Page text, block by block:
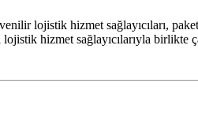
lojistik hizmet sağlayıcıları,
hizmet sağlayıcılarıyla birlikte